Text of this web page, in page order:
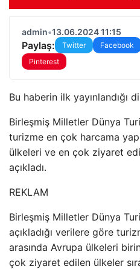
admin•13.06.2024 11:15
Paylaş: Twitter Facebook
Pinterest
Bu haberin ilk yayınlandığı
Birleşmiş Milletler Dünya
turizme en çok harcama
ülkeleri ve en çok ziyaret
açıkladı.
REKLAM
Birleşmiş Milletler Dünya
açıkladığı verilere göre
arasında Avrupa ülkeleri
çok ziyaret edilen ülkeler